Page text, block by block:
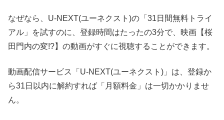
なぜなら、U-NEXT(ユーネクスト)の「31日間無料トライ
アル」を試すのに、登録時間はたったの3分で、映画【桜
田門内の変!?】の動画がすぐに視聴することができます。
動画配信サービス「U-NEXT(ユーネクスト)」は、登録か
ら31日以内に解約すれば「月額料金」は一切かかりませ
ん。